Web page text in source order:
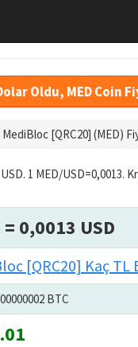
Oldu, MED Coin
MediBloc [QRC20] (MED)
1 MED/USD=0,0013.
= 0,0013 USD
[QRC20] Kaç TL
BTC